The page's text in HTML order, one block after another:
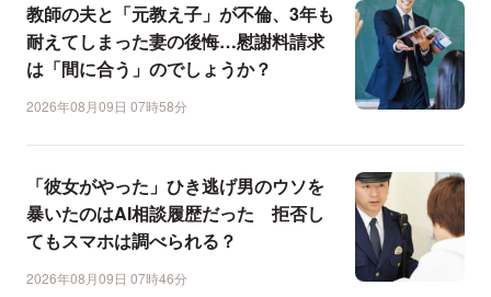
教師の夫と「元教え子」が不倫、3年も
耐えてしまった妻の後悔…慰謝料請求
は「間に合う」のでしょうか？
2026年08月09日 07時58分
「彼女がやった」ひき逃げ男のウソを
暴いたのはAI相談履歴だった 拒否し
てもスマホは調べられる？
2026年08月09日 07時46分